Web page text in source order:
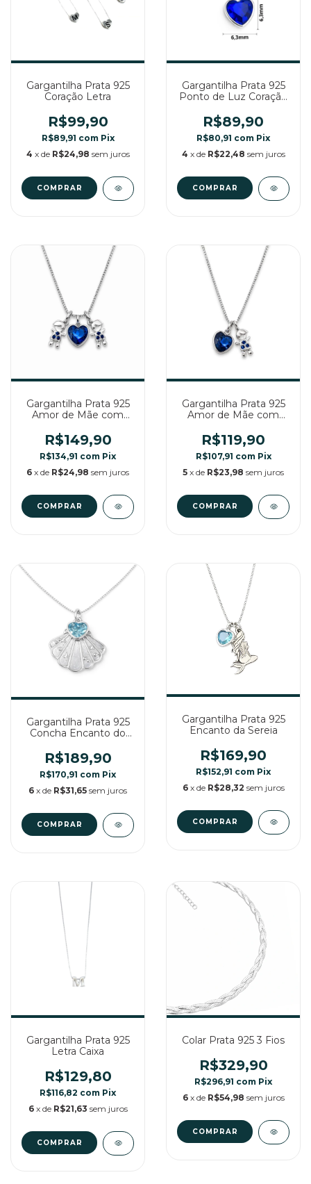
Gargantilha Prata 925
Coração Letra
R$99,90
R$89,91 com Pix
4 x de R$24,98 sem juros
COMPRAR
Gargantilha Prata 925
Ponto de Luz Coração
R$89,90
R$80,91 com Pix
4 x de R$22,48 sem juros
Gargantilha Prata 925
Amor de Mãe com
Meninos
R$149,90
R$134,91 com Pix
6 x de R$24,98 sem juros
Gargantilha Prata 925
Amor de Mãe com
R$119,90
R$107,91 com Pix
5 x de R$23,98 sem juros
Gargantilha Prata 925
Concha Encanto do
R$189,90
R$170,91 com Pix
6 x de R$31,65 sem juros
Gargantilha Prata 925
Encanto da Sereia
R$169,90
R$152,91 com Pix
6 x de R$28,32 sem juros
Gargantilha Prata 925
Letra Caixa
R$129,80
R$116,82 com Pix
6 x de R$21,63 sem juros
COMPRAR
Colar Prata 925 3 Fios
R$329,90
R$296,91 com Pix
6 x de R$54,98 sem juros